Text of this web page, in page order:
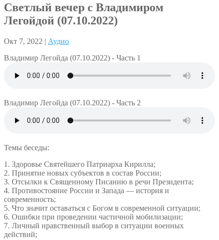
Светлый вечер с Владимиром
Легойдой (07.10.2022)
Окт 7, 2022 | Аудио
Владимир Легойда (07.10.2022) - Часть 1
Владимир Легойда (07.10.2022) - Часть 2
Темы беседы:
1. Здоровье Святейшего Патриарха Кирилла;
2. Принятие новых субъектов в состав России;
3. Отсылки к Священному Писанию в речи Президента;
4. Противостояние России и Запада — история и
современность;
5. Что значит оставаться с Богом в современной ситуации;
6. Ошибки при проведении частичной мобилизации;
7. Личный нравственный выбор в ситуации военных
действий;